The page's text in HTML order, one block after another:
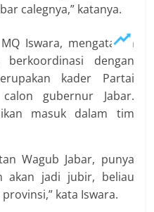
calegnya,” katanya.
Iswara, mengatakan
dengan
kader Partai
gubernur Jabar.
masuk dalam tim
Wagub Jabar, punya
akan jadi jubir, beliau
kata Iswara.